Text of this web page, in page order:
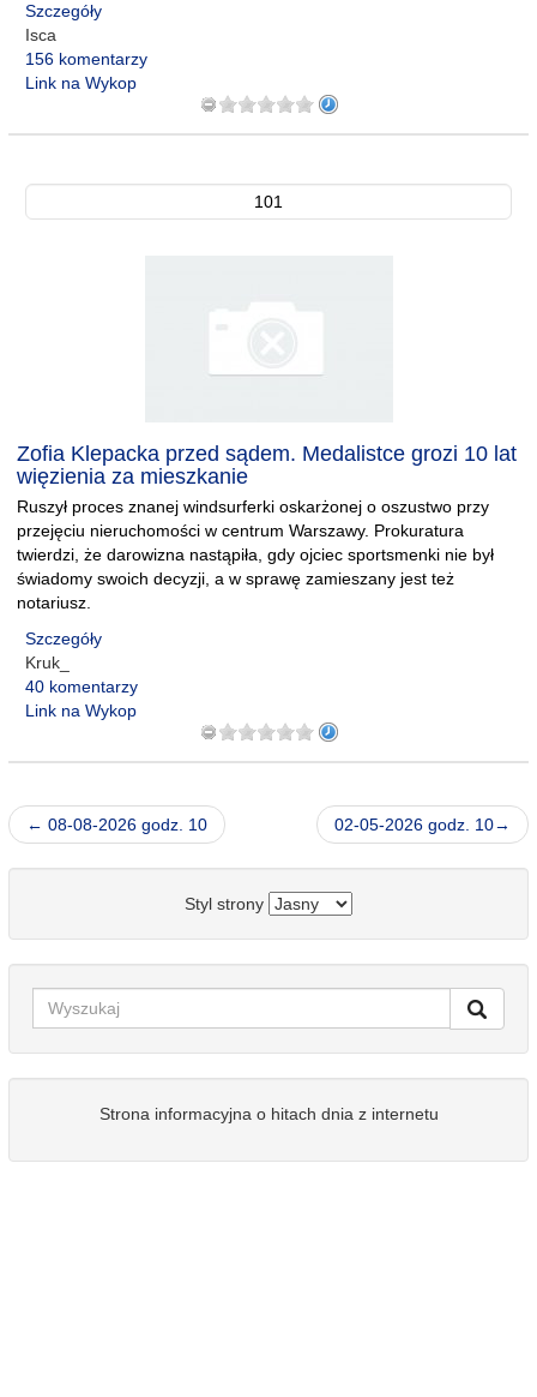
Szczegóły
Isca
156 komentarzy
Link na Wykop
101
Zofia Klepacka przed sądem. Medalistce grozi 10 lat
więzienia za mieszkanie
Ruszył proces znanej windsurferki oskarżonej o oszustwo przy
przejęciu nieruchomości w centrum Warszawy. Prokuratura
twierdzi, że darowizna nastąpiła, gdy ojciec sportsmenki nie był
świadomy swoich decyzji, a w sprawę zamieszany jest też
notariusz.
Szczegóły
Kruk_
40 komentarzy
Link na Wykop
← 08-08-2026 godz. 10 02-05-2026 godz. 10→
Styl strony
Strona informacyjna o hitach dnia z internetu